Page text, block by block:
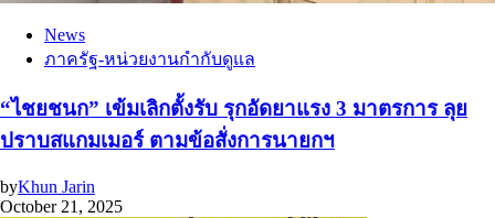
News
ภาครัฐ-หน่วยงานกำกับดูแล
“ไชยชนก” เข้มเลิกตั้งรับ รุกอัดยาแรง 3 มาตรการ ลุย
ปราบสแกมเมอร์ ตามข้อสั่งการนายกฯ
byKhun Jarin
October 21, 2025